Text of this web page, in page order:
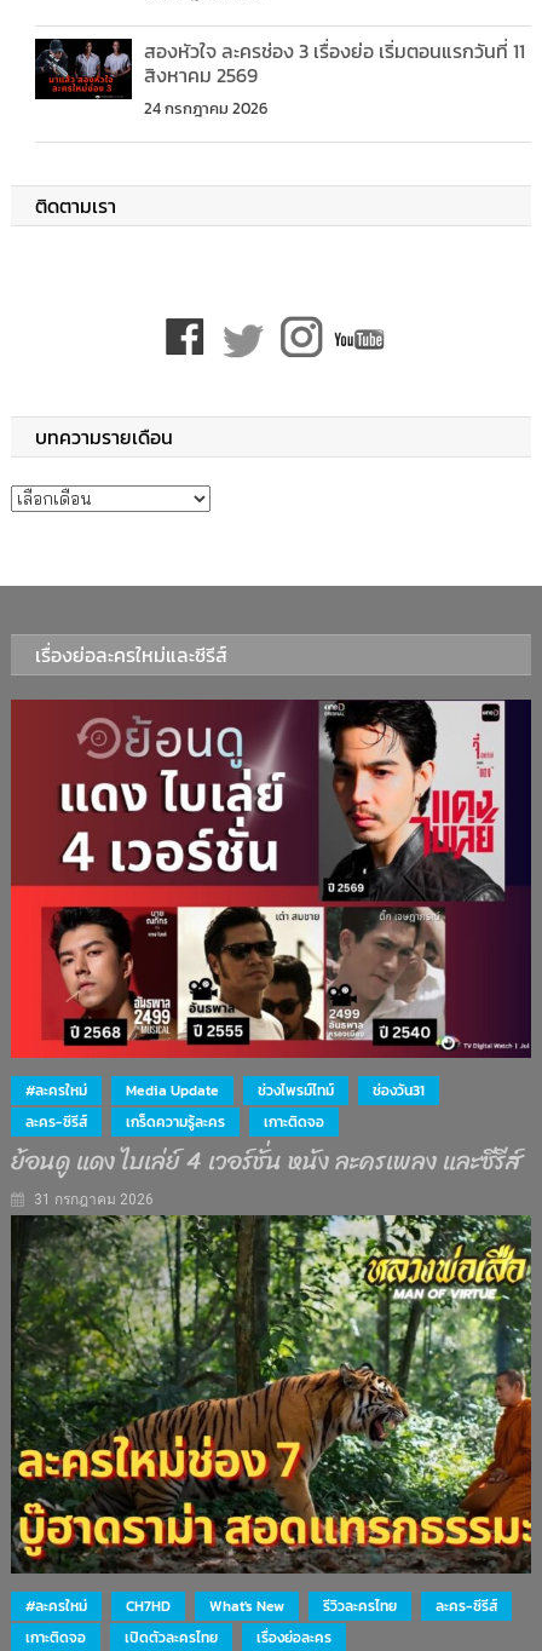
สองหัวใจ ละครช่อง 3 เรื่องย่อ เริ่มตอนแรกวันที่ 11
สิงหาคม 2569
24 กรกฎาคม 2026
ติดตามเรา
บทความรายเดือน
บทความรายเดือน
เรื่องย่อละครใหม่และซีรีส์
#ละครใหม่ Media Update ช่วงไพรม์ไทม์
ช่องวัน31
ละคร-ซีรีส์
เกร็ดความรู้ละคร เกาะติดจอ
ย้อนดู แดง ไบเล่ย์ 4 เวอร์ชั่น หนัง ละครเพลง และซีรีส์
31 กรกฎาคม 2026
#ละครใหม่ CH7HD What's New รีวิวละครไทย
ละคร-ซีรีส์
เกาะติดจอ
เปิดตัวละครไทย เรื่องย่อละคร